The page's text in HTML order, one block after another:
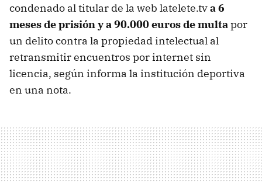
condenado al titular de la web latelete.tva 6
meses de prisión y a 90.000 euros de multapor
un delito contra la propiedad intelectual al
retransmitir encuentros por internet sin
licencia, según informa la institución deportiva
en una nota.